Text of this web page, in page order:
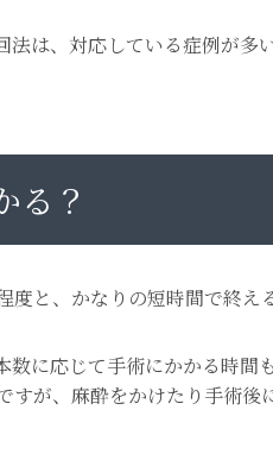
は、対応している症例が多
る？
と、かなりの短時間で終え
に応じて手術にかかる時間
が、麻酔をかけたり手術後